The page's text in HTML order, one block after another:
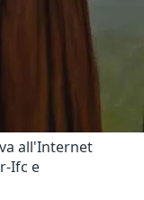
all'Internet
Ifc e